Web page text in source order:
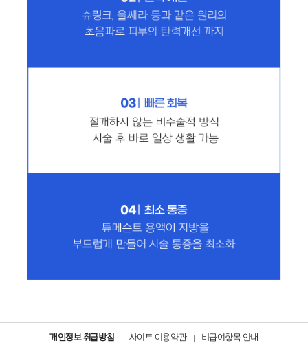
개인정보 취급방침 사이트 이용약관 비급여항목 안내